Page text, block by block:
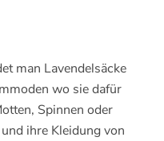
man Lavendelsäcke
wo sie dafür
Spinnen oder
ihre Kleidung von